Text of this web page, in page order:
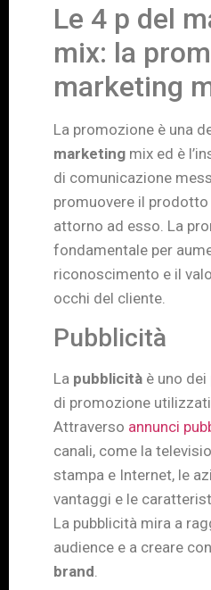
Le 4 p del
mix: la
marketing
La promozione è una
marketing mix ed è
di comunicazione
promuovere il prodotto
attorno ad esso. La
fondamentale per
riconoscimento e il
occhi del cliente.
Pubblicità
La pubblicità è uno
di promozione
Attraverso annunci
canali, come la
stampa e Internet, le
vantaggi e le
La pubblicità mira a
audience e a creare
brand.